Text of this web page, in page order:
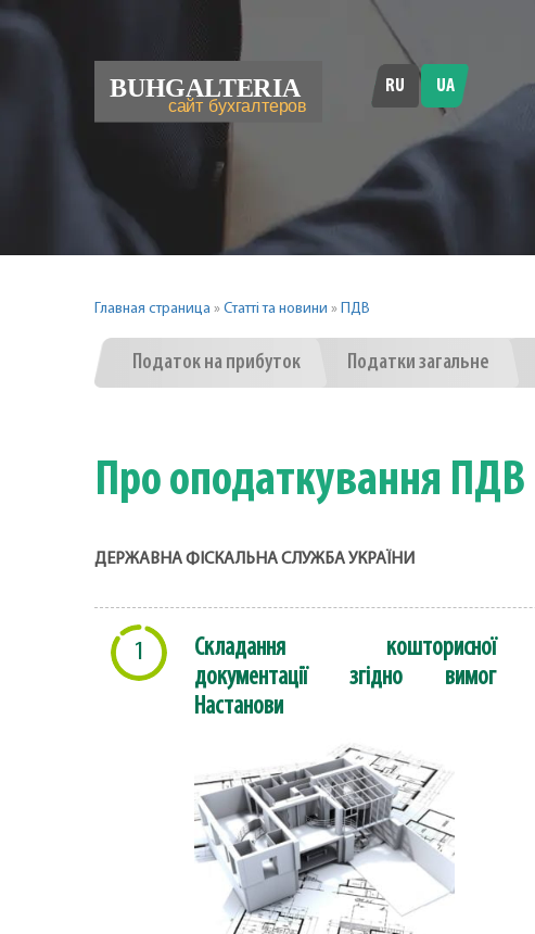
RU UA
Главная страница » Статті та новини » ПДВ
Податок на прибуток Податки загальне
Про оподаткування ПДВ
ДЕРЖАВНА ФІСКАЛЬНА СЛУЖБА УКРАЇНИ
1
Складання кошторисної
документації згідно вимог
Настанови